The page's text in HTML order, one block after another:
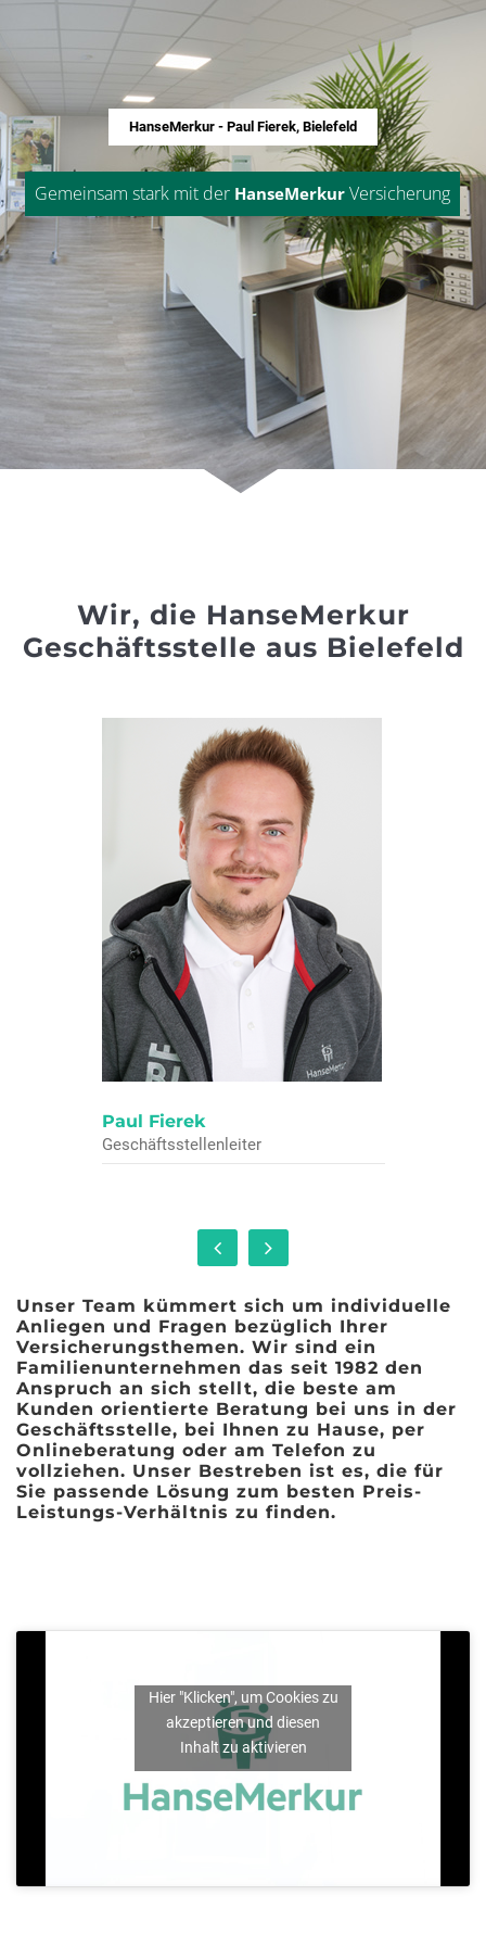
Wir, die HanseMerkur
Geschäftsstelle aus Bielefeld
Paul Fierek
Geschäftsstellenleiter
Unser Team kümmert sich um individuelle
Anliegen und Fragen bezüglich Ihrer
Versicherungsthemen. Wir sind ein
Familienunternehmen das seit 1982 den
Anspruch an sich stellt, die beste am
Kunden orientierte Beratung bei uns in der
Geschäftsstelle, bei Ihnen zu Hause, per
Onlineberatung oder am Telefon zu
vollziehen. Unser Bestreben ist es, die für
Sie passende Lösung zum besten Preis-
Leistungs-Verhältnis zu finden.
Hier "Klicken", um Cookies zu
akzeptieren und diesen
Inhalt zu aktivieren